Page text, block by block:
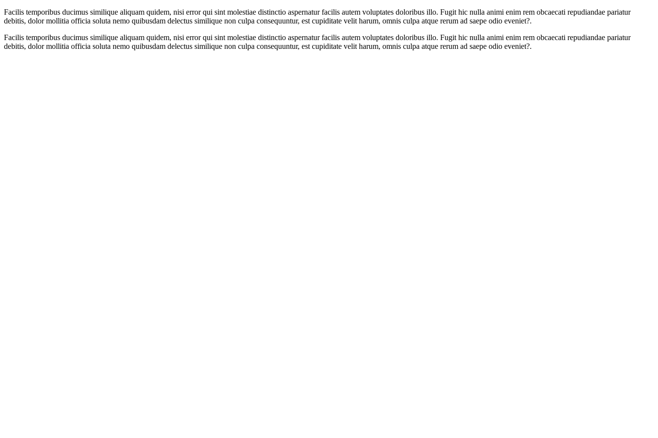
Facilis temporibus ducimus similique aliquam quidem, nisi error qui sint molestiae distinctio aspernatur facilis autem voluptates doloribus illo. Fugit hic nulla animi enim rem obcaecati repudiandae pariatur
debitis, dolor mollitia officia soluta nemo quibusdam delectus similique non culpa consequuntur, est cupiditate velit harum, omnis culpa atque rerum ad saepe odio eveniet?.
Facilis temporibus ducimus similique aliquam quidem, nisi error qui sint molestiae distinctio aspernatur facilis autem voluptates doloribus illo. Fugit hic nulla animi enim rem obcaecati repudiandae pariatur
debitis, dolor mollitia officia soluta nemo quibusdam delectus similique non culpa consequuntur, est cupiditate velit harum, omnis culpa atque rerum ad saepe odio eveniet?.